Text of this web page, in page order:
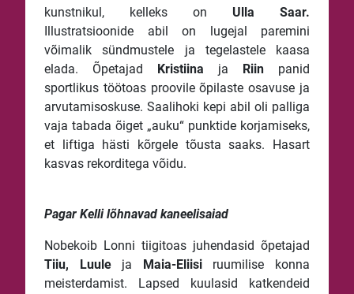
kunstnikul, kelleks on Ulla Saar.
Illustratsioonide abil on lugejal paremini
võimalik sündmustele ja tegelastele kaasa
elada. Õpetajad
Kristiina ja Riin panid
sportlikus töötoas proovile õpilaste osavuse ja
arvutamisoskuse. Saalihoki kepi abil oli palliga
vaja tabada õiget „auku“ punktide korjamiseks,
et liftiga hästi kõrgele tõusta saaks. Hasart
kasvas rekorditega võidu.
Pagar Kelli lõhnavad kaneelisaiad
Nobekoib Lonni tiigitoas juhendasid õpetajad
Tiiu, Luuleja Maia-Eliisiruumilise konna
meisterdamist. Lapsed kuulasid katkendeid